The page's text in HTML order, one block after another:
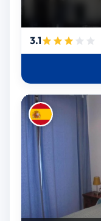
3.1